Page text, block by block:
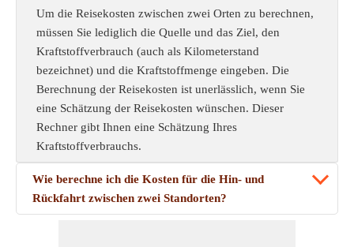
Um die Reisekosten zwischen zwei Orten zu berechnen,
müssen Sie lediglich die Quelle und das Ziel, den
Kraftstoffverbrauch (auch als Kilometerstand
bezeichnet) und die Kraftstoffmenge eingeben. Die
Berechnung der Reisekosten ist unerlässlich, wenn Sie
eine Schätzung der Reisekosten wünschen. Dieser
Rechner gibt Ihnen eine Schätzung Ihres
Kraftstoffverbrauchs.
Wie berechne ich die Kosten für die Hin- und
Rückfahrt zwischen zwei Standorten?